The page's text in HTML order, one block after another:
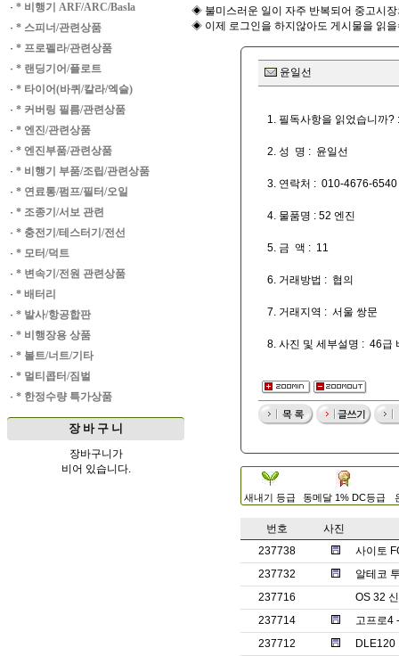
· * 비행기 ARF/ARC/Basla
· * 스피너/관련상품
· * 프로펠라/관련상품
· * 랜딩기어/플로트
· * 타이어(바퀴/칼라/엑슬)
· * 커버링 필름/관련상품
· * 엔진/관련상품
· * 엔진부품/관련상품
· * 비행기 부품/조립/관련상품
· * 연료통/펌프/필터/오일
· * 조종기/서보 관련
· * 충전기/테스터기/전선
· * 모터/덕트
· * 변속기/전원 관련상품
· * 배터리
· * 발사/항공합판
· * 비행장용 상품
· * 볼트/너트/기타
· * 멀티콥터/짐벌
· * 한정수량 특가상품
장 바 구 니
장바구니가
비어 있습니다.
◈ 불미스러운 일이 자주 반복되어 중고시
◈ 이제 로그인을 하지않아도 게시물을 읽
윤일선
1. 필독사항을 읽었습니까?
2. 성 명 : 윤일선
3. 연락처 : 010-4676-6540
4. 물품명 : 52 엔진
5. 금 액 : 11
6. 거래방법 : 협의
7. 거래지역 : 서울 쌍문
8. 사진 및 세부설명 : 46급
새내기 등급 동메달 1% DC등급
번호
사진
237738
사이토
237732
알테코
237716
OS 32
237714
고프로4
237712
DLE120